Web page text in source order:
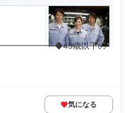
━━━━━━━ ◆45歳以下の
気になる